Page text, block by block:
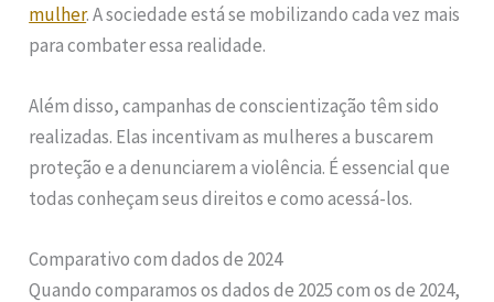
mulher. A sociedade está se mobilizando cada vez mais
para combater essa realidade.
Além disso, campanhas de conscientização têm sido
realizadas. Elas incentivam as mulheres a buscarem
proteção e a denunciarem a violência. É essencial que
todas conheçam seus direitos e como acessá-los.
Comparativo com dados de 2024
Quando comparamos os dados de 2025 com os de 2024,